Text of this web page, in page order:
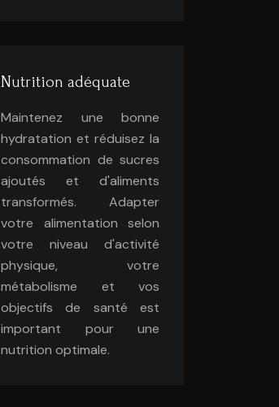
Nutrition adéquate
Maintenez une bonne
hydratation et réduisez la
consommation de sucres
ajoutés et d'aliments
transformés. Adapter
votre alimentation selon
votre niveau d'activité
physique, votre
métabolisme et vos
objectifs de santé est
important pour une
nutrition optimale.